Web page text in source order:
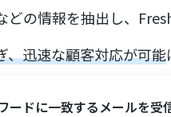
の情報を抽出し、
、迅速な顧客対応が可能
ードに一致するメールを